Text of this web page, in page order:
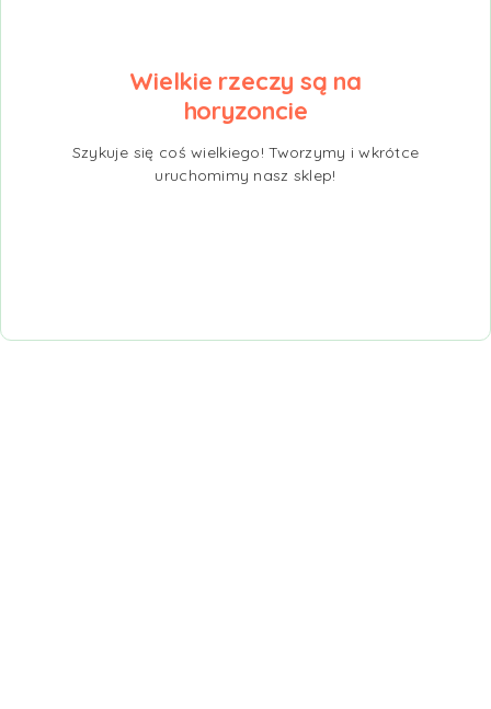
Wielkie rzeczy są na
horyzoncie
Szykuje się coś wielkiego! Tworzymy i wkrótce
uruchomimy nasz sklep!